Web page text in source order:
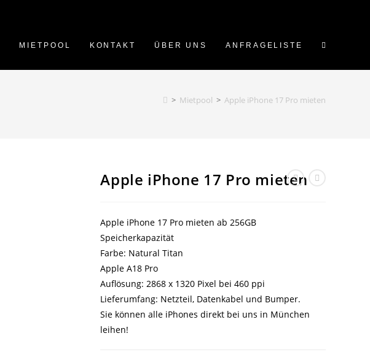
MIETPOOL KONTAKT ÜBER UNS ANFRAGELISTE WEBSITE-
> Mietpool > Apple iPhone 17 Pro mieten
Apple iPhone 17 Pro mieten
Apple iPhone 17 Pro mieten ab 256GB
Speicherkapazität
Farbe: Natural Titan
Apple A18 Pro
Auflösung: 2868 x 1320 Pixel bei 460 ppi
Lieferumfang: Netzteil, Datenkabel und Bumper.
Sie können alle iPhones direkt bei uns in München
leihen!